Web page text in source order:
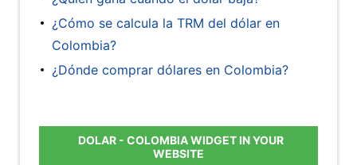
¿Cómo se calcula la TRM del dólar en
Colombia?
¿Dónde comprar dólares en Colombia?
DOLAR - COLOMBIA WIDGET IN YOUR
WEBSITE